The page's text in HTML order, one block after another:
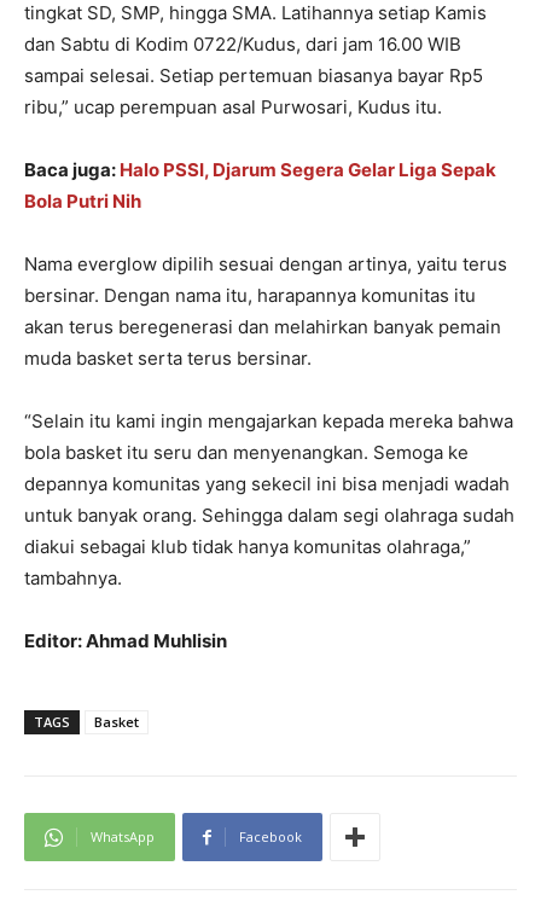
tingkat SD, SMP, hingga SMA. Latihannya setiap Kamis
dan Sabtu di Kodim 0722/Kudus, dari jam 16.00 WIB
sampai selesai. Setiap pertemuan biasanya bayar Rp5
ribu,” ucap perempuan asal Purwosari, Kudus itu.
Baca juga: Halo PSSI, Djarum Segera Gelar Liga Sepak
Bola Putri Nih
Nama everglow dipilih sesuai dengan artinya, yaitu terus
bersinar. Dengan nama itu, harapannya komunitas itu
akan terus beregenerasi dan melahirkan banyak pemain
muda basket serta terus bersinar.
“Selain itu kami ingin mengajarkan kepada mereka bahwa
bola basket itu seru dan menyenangkan. Semoga ke
depannya komunitas yang sekecil ini bisa menjadi wadah
untuk banyak orang. Sehingga dalam segi olahraga sudah
diakui sebagai klub tidak hanya komunitas olahraga,”
tambahnya.
Editor: Ahmad Muhlisin
TAGS Basket
WhatsApp Facebook